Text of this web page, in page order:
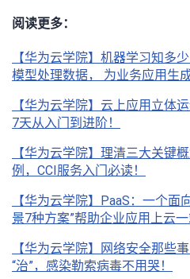
我
的
程
我
认
证
的
实
验
我
的
收
藏
技
支
持
的
声
建
议
阅读更多：
【华为云学院】机器学习知多
模型处理数据， 为业务应用生
【华为云学院】云上应用立体
7天从入门到进阶！
【华为云学院】理清三大关键
例，CCI服务入门必读！
【华为云学院】PaaS：一个面
景7种方案”帮助企业应用上云一
【华为云学院】网络安全那些
“治”，感染勒索病毒不用哭！